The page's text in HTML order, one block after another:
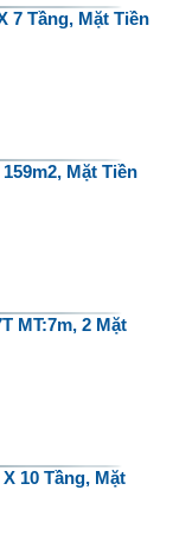
7 Tầng, Mặt Tiền
Mặt Tiền
MT:7m, 2 Mặt
10 Tầng, Mặt